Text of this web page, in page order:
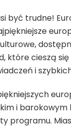
być trudne!
które cieszą
i
i barokowym
programu.